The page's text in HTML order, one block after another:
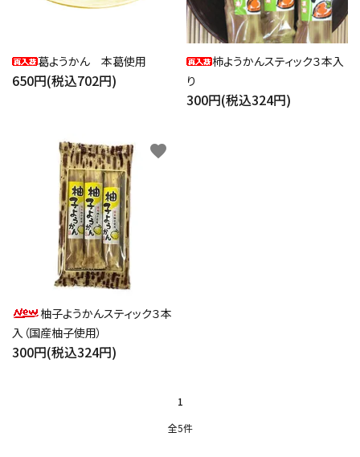
葛ようかん 本葛使用
650円(税込702円)
柿ようかんスティック３本入
り
300円(税込324円)
柚子ようかんスティック３本
入（国産柚子使用）
300円(税込324円)
favorite
1
全5件